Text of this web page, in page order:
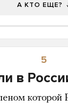
А КТО ЕЩЕ?
5
в
которой